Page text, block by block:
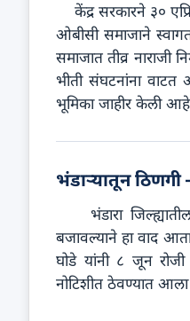
केंद्र सरकारने ३०
ओबीसी समाजाने
समाजात तीव्र नाराजी
भीती संघटनांना वाटत
भूमिका जाहीर केली
भंडाऱ्यातून ठिणगी
भंडारा
बजावल्याने हा वाद
घोडे यांनी ८ जून
नोटिशीत ठेवण्यात